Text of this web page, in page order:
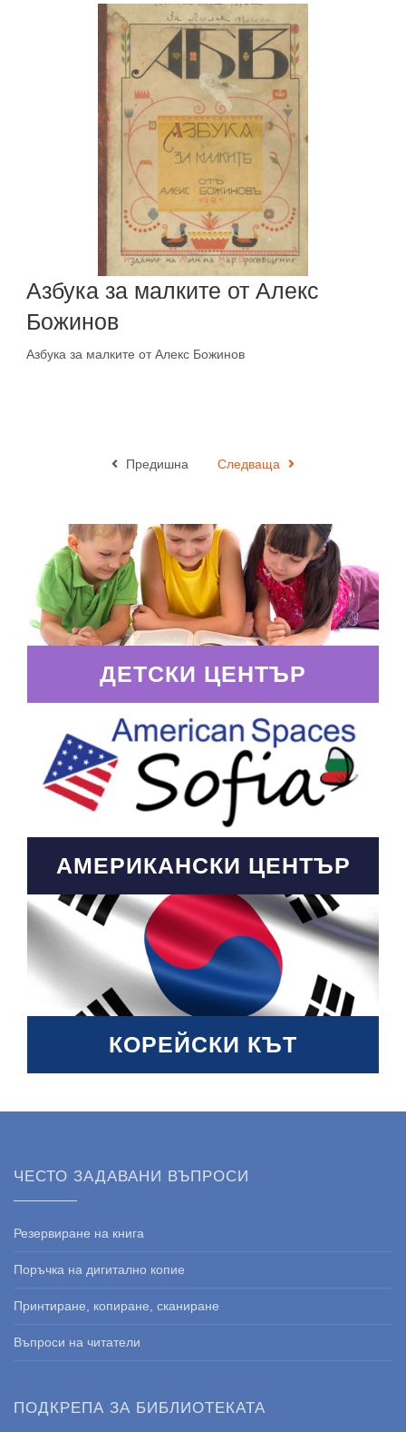
Азбука за малките от Алекс
Божинов
Азбука за малките от Алекс Божинов
Предишна Следваща
ДЕТСКИ ЦЕНТЪР
АМЕРИКАНСКИ ЦЕНТЪР
КОРЕЙСКИ КЪТ
ЧЕСТО ЗАДАВАНИ ВЪПРОСИ
Резервиране на книга
Поръчка на дигитално копие
Принтиране, копиране, сканиране
Въпроси на читатели
ПОДКРЕПА ЗА БИБЛИОТЕКАТА